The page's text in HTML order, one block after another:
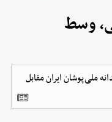
وسط
ملی‌پوشان ایران مقابل